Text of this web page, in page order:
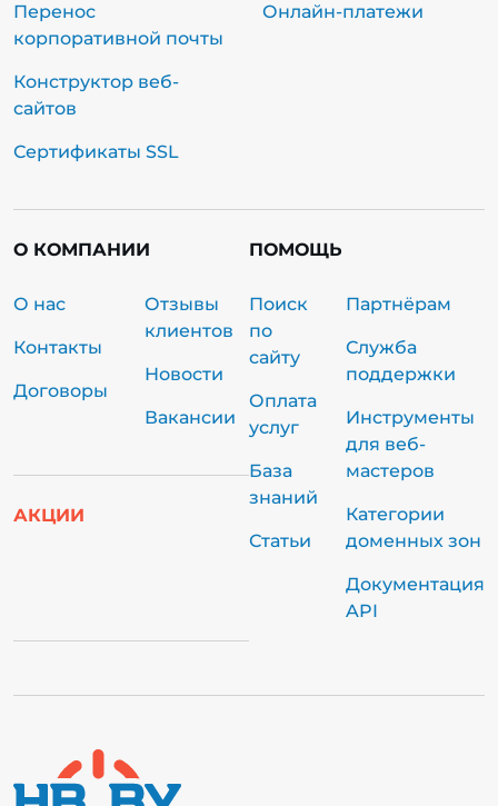
Перенос
корпоративной почты
Конструктор веб-
сайтов
Сертификаты SSL
Онлайн-платежи
О КОМПАНИИ
О нас
Контакты
Договоры
Отзывы
клиентов
Новости
Вакансии
АКЦИИ
ПОМОЩЬ
Поиск
по
сайту
Оплата
услуг
База
знаний
Статьи
Партнёрам
Служба
поддержки
Инструменты
для веб-
мастеров
Категории
доменных зон
Документация
API